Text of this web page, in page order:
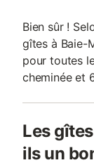
Bien sûr !
gîtes à Baie-
pour toutes
cheminée et
Les
ils un